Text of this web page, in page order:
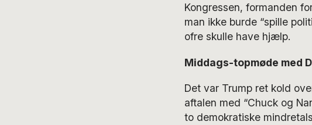
Kongressen, formanden
man ikke burde “spille
ofre skulle have hjælp.
Middags-topmøde med
Det var Trump ret kold
aftalen med “Chuck og
to demokratiske